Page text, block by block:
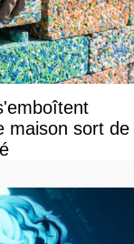
maison sort de